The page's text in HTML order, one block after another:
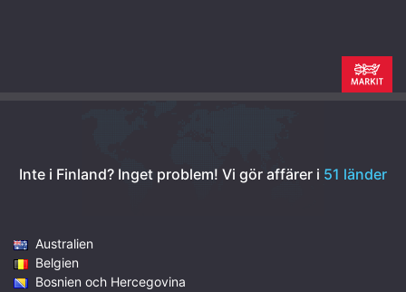
Inte i Finland? Inget problem! Vi gör affärer i 51 länder
Australien
Belgien
Bosnien och Hercegovina